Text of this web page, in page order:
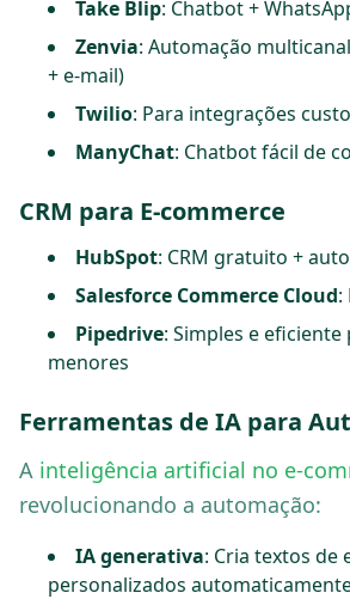
Take Blip: Chatbot +
Zenvia: Automação
+ e-mail)
Twilio: Para integrações
ManyChat: Chatbot fácil de
CRM para E-commerce
HubSpot: CRM gratuito +
Salesforce Commerce Cloud:
Pipedrive: Simples e eficiente
menores
Ferramentas de IA para
A inteligência artificial no e-
revolucionando a automação:
IA generativa: Cria textos de
personalizados